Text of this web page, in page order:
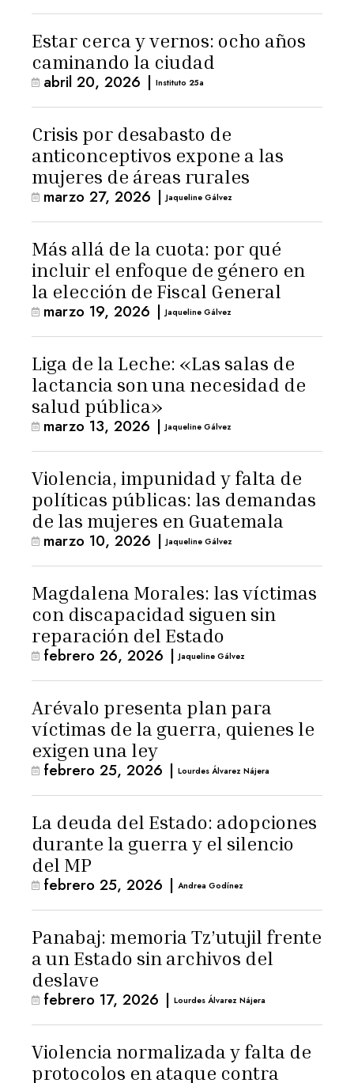
Estar cerca y vernos: ocho años
caminando la ciudad
abril 20, 2026 | Instituto 25a
Crisis por desabasto de
anticonceptivos expone a las
mujeres de áreas rurales
marzo 27, 2026 | Jaqueline Gálvez
Más allá de la cuota: por qué
incluir el enfoque de género en
la elección de Fiscal General
marzo 19, 2026 | Jaqueline Gálvez
Liga de la Leche: «Las salas de
lactancia son una necesidad de
salud pública»
marzo 13, 2026 | Jaqueline Gálvez
Violencia, impunidad y falta de
políticas públicas: las demandas
de las mujeres en Guatemala
marzo 10, 2026 | Jaqueline Gálvez
Magdalena Morales: las víctimas
con discapacidad siguen sin
reparación del Estado
febrero 26, 2026 | Jaqueline Gálvez
Arévalo presenta plan para
víctimas de la guerra, quienes le
exigen una ley
febrero 25, 2026 | Lourdes Álvarez Nájera
La deuda del Estado: adopciones
durante la guerra y el silencio
del MP
febrero 25, 2026 | Andrea Godínez
Panabaj: memoria Tz’utujil frente
a un Estado sin archivos del
deslave
febrero 17, 2026 | Lourdes Álvarez Nájera
Violencia normalizada y falta de
protocolos en ataque contra